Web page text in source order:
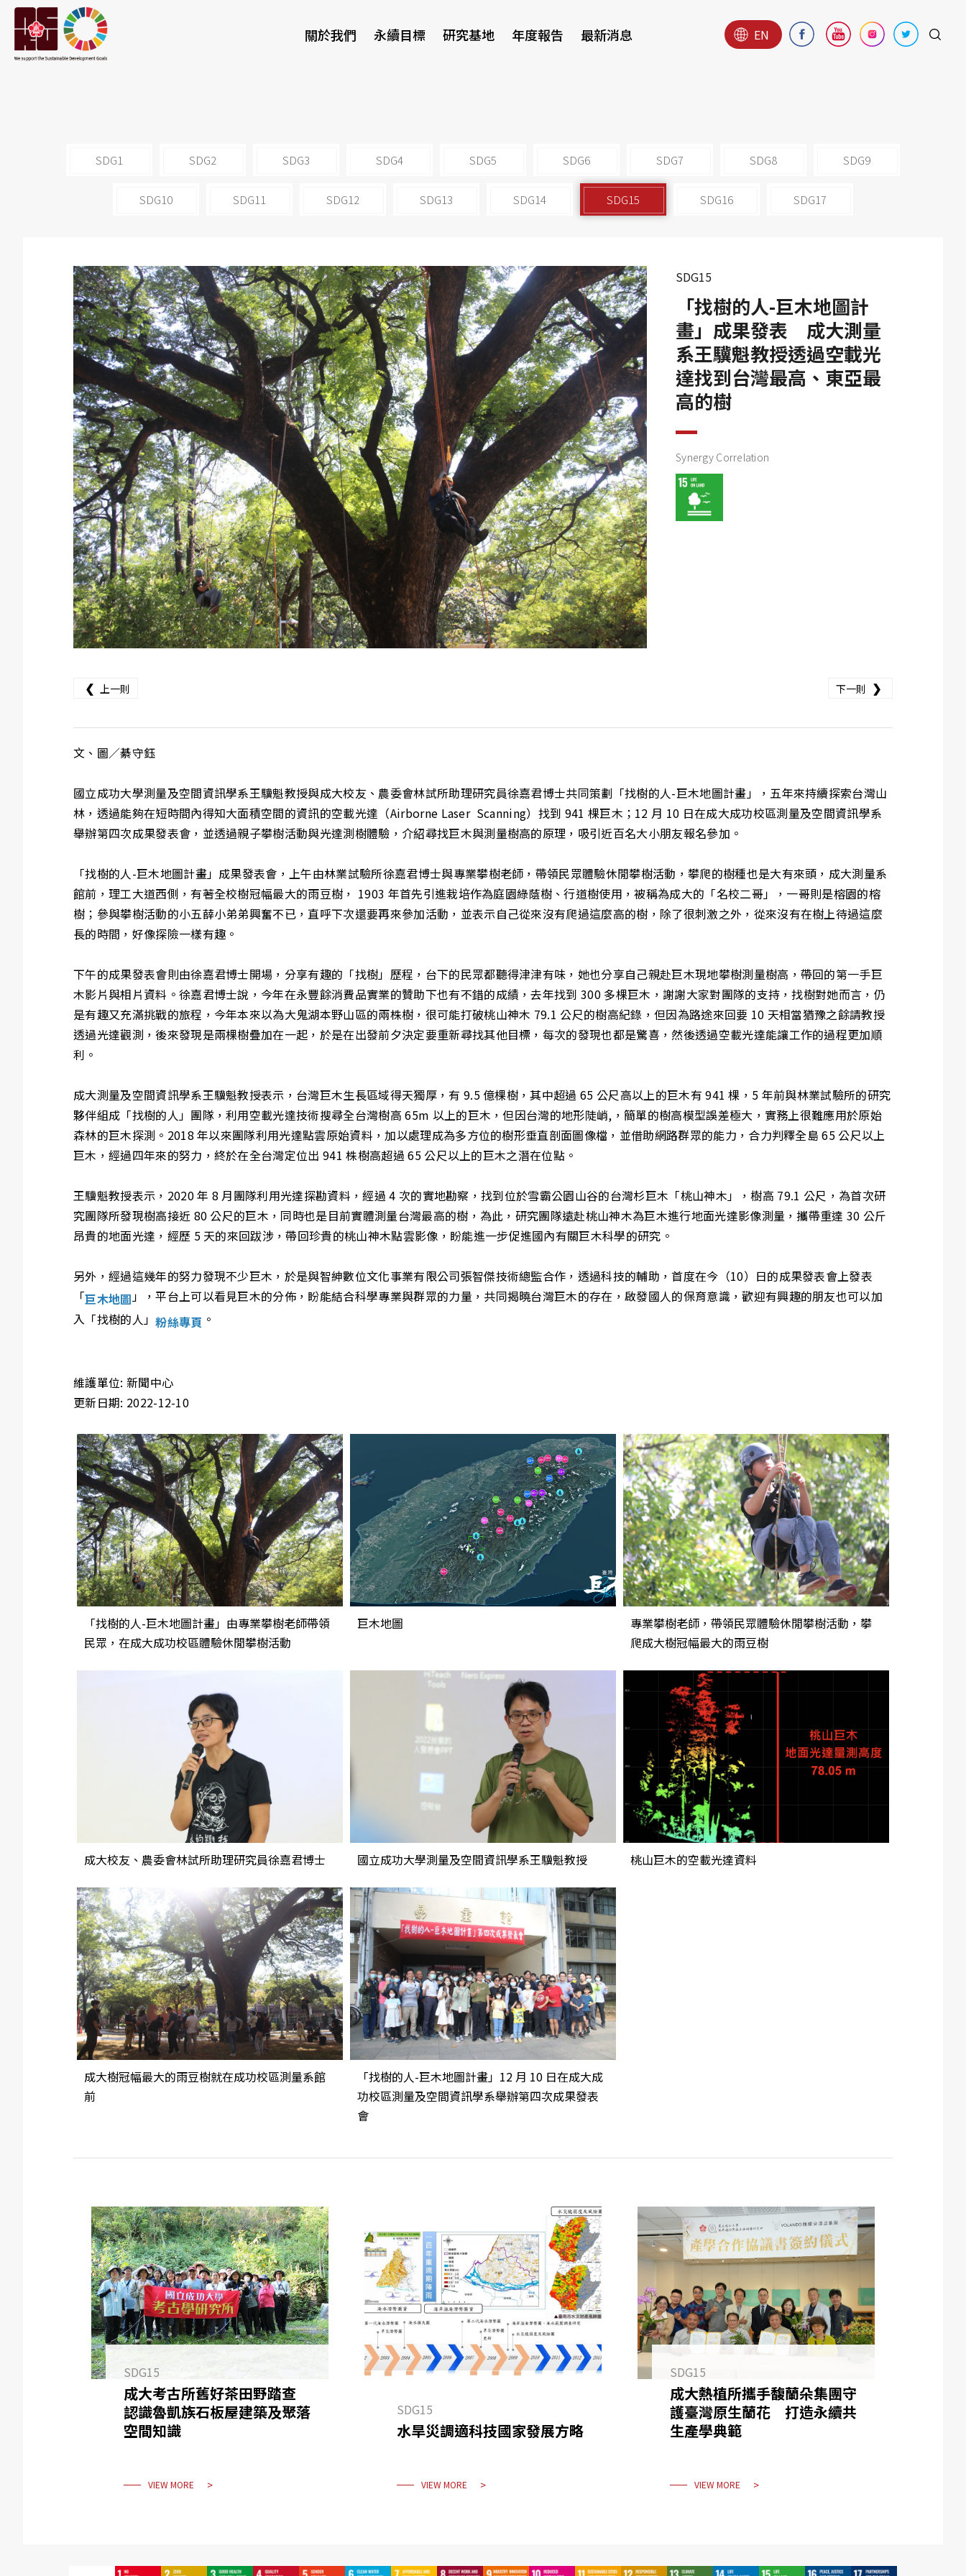
關於我們 永續目標 研究基地 年度報告 最新消息 EN
SDG1 SDG2 SDG3 SDG4 SDG5 SDG6 SDG7 SDG8 SDG9
SDG10 SDG11 SDG12 SDG13 SDG14 SDG15 SDG16 SDG17
SDG15
「找樹的人-巨木地圖計
畫」成果發表 成大測量
系王驥魁教授透過空載光
達找到台灣最高、東亞最
高的樹
Synergy Correlation
❮ 上一則 下一則 ❯
文、圖／綦守鈺
國立成功大學測量及空間資訊學系王驥魁教授與成大校友、農委會林試所助理研究員徐嘉君博士共同策劃「找樹的人-巨木地圖計畫」，五年來持續探索台灣山
林，透過能夠在短時間內得知大面積空間的資訊的空載光達（Airborne Laser Scanning）找到 941 棵巨木；12 月 10 日在成大成功校區測量及空間資訊學系
舉辦第四次成果發表會，並透過親子攀樹活動與光達測樹體驗，介紹尋找巨木與測量樹高的原理，吸引近百名大小朋友報名參加。
「找樹的人-巨木地圖計畫」成果發表會，上午由林業試驗所徐嘉君博士與專業攀樹老師，帶領民眾體驗休閒攀樹活動，攀爬的樹種也是大有來頭，成大測量系
館前，理工大道西側，有著全校樹冠幅最大的雨豆樹， 1903 年首先引進栽培作為庭園綠蔭樹、行道樹使用，被稱為成大的「名校二哥」，一哥則是榕園的榕
樹；參與攀樹活動的小五薛小弟弟興奮不已，直呼下次還要再來參加活動，並表示自己從來沒有爬過這麼高的樹，除了很刺激之外，從來沒有在樹上待過這麼
長的時間，好像探險一樣有趣。
下午的成果發表會則由徐嘉君博士開場，分享有趣的「找樹」歷程，台下的民眾都聽得津津有味，她也分享自己親赴巨木現地攀樹測量樹高，帶回的第一手巨
木影片與相片資料。徐嘉君博士說，今年在永豐餘消費品實業的贊助下也有不錯的成績，去年找到 300 多棵巨木，謝謝大家對團隊的支持，找樹對她而言，仍
是有趣又充滿挑戰的旅程，今年本來以為大鬼湖本野山區的兩株樹，很可能打破桃山神木 79.1 公尺的樹高紀錄，但因為路途來回要 10 天相當猶豫之餘請教授
透過光達觀測，後來發現是兩棵樹疊加在一起，於是在出發前夕決定要重新尋找其他目標，每次的發現也都是驚喜，然後透過空載光達能讓工作的過程更加順
利。
成大測量及空間資訊學系王驥魁教授表示，台灣巨木生長區域得天獨厚，有 9.5 億棵樹，其中超過 65 公尺高以上的巨木有 941 棵，5 年前與林業試驗所的研究
夥伴組成「找樹的人」團隊，利用空載光達技術搜尋全台灣樹高 65m 以上的巨木，但因台灣的地形陡峭,，簡單的樹高模型誤差極大，實務上很難應用於原始
森林的巨木探測。2018 年以來團隊利用光達點雲原始資料，加以處理成為多方位的樹形垂直剖面圖像檔，並借助網路群眾的能力，合力判釋全島 65 公尺以上
巨木，經過四年來的努力，終於在全台灣定位出 941 株樹高超過 65 公尺以上的巨木之潛在位點。
王驥魁教授表示，2020 年 8 月團隊利用光達探勘資料，經過 4 次的實地勘察，找到位於雪霸公園山谷的台灣杉巨木「桃山神木」，樹高 79.1 公尺，為首次研
究團隊所發現樹高接近 80 公尺的巨木，同時也是目前實體測量台灣最高的樹，為此，研究團隊遠赴桃山神木為巨木進行地面光達影像測量，攜帶重達 30 公斤
昂貴的地面光達，經歷 5 天的來回跋涉，帶回珍貴的桃山神木點雲影像，盼能進一步促進國內有關巨木科學的研究。
另外，經過這幾年的努力發現不少巨木，於是與智紳數位文化事業有限公司張智傑技術總監合作，透過科技的輔助，首度在今（10）日的成果發表會上發表
「巨木地圖」，平台上可以看見巨木的分佈，盼能結合科學專業與群眾的力量，共同揭曉台灣巨木的存在，啟發國人的保育意識，歡迎有興趣的朋友也可以加
入「找樹的人」粉絲專頁 。
維護單位: 新聞中心
更新日期: 2022-12-10
「找樹的人-巨木地圖計畫」由專業攀樹老師帶領
民眾，在成大成功校區體驗休閒攀樹活動
巨木地圖
專業攀樹老師，帶領民眾體驗休閒攀樹活動，攀
爬成大樹冠幅最大的雨豆樹
成大校友、農委會林試所助理研究員徐嘉君博士 國立成功大學測量及空間資訊學系王驥魁教授 桃山巨木的空載光達資料
成大樹冠幅最大的雨豆樹就在成功校區測量系館
前
「找樹的人-巨木地圖計畫」12 月 10 日在成大成
功校區測量及空間資訊學系舉辦第四次成果發表
會
SDG15
成大考古所舊好茶田野踏查
認識魯凱族石板屋建築及聚落
空間知識
VIEW MORE
SDG15
水旱災調適科技國家發展方略
VIEW MORE
SDG15
成大熱植所攜手馥蘭朵集團守
護臺灣原生蘭花 打造永續共
生產學典範
VIEW MORE